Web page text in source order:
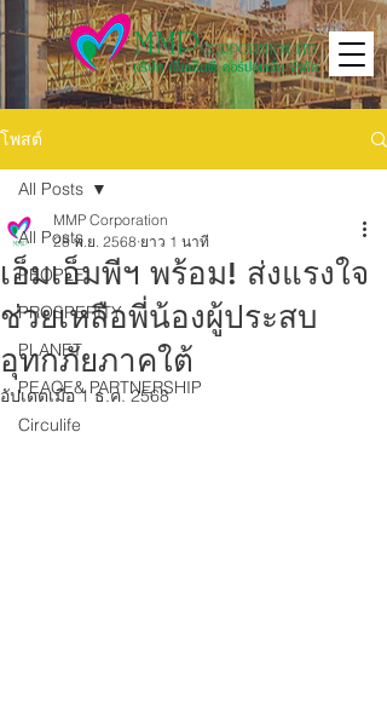
โพสต์
All Posts
PEOPLE
PROSPERITY
PLANET
PEACE& PARTNERSHIP
Circulife
All Posts
เอ็มเอ็มพีฯ พร้อม! ส่งแรงใจ
ช่วยเหลือพี่น้องผู้ประสบ
อุทกภัยภาคใต้
MMP Corporation
28 พ.ย. 2568 ยาว 1 นาที
อัปเดตเมื่อ1 ธ.ค. 2568